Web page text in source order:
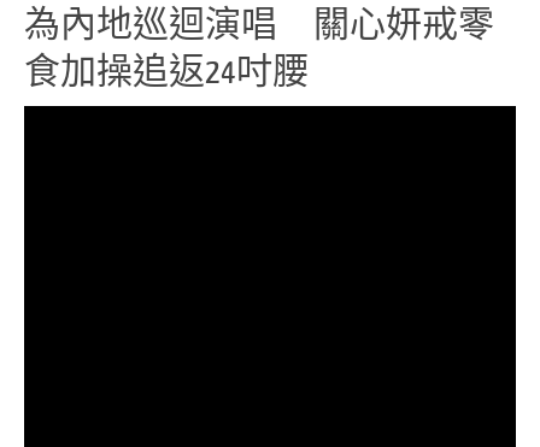
為內地巡迴演唱 關心妍戒零
食加操追返24吋腰